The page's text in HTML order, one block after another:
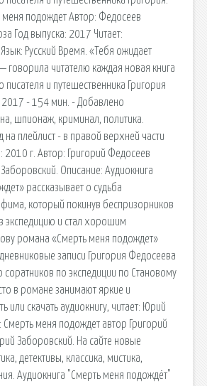
меня подождет Автор: Федосеев
Год выпуска: 2017 Читает:
Русский Время. «Тебя ожидает
говорила читателю каждая новая книга
писателя и путешественника Григория
- 154 мин. - Добавлено
шпионаж, криминал, политика.
плейлист - в правой верхней части
2010 г. Автор: Григорий Федосеев
Описание: Аудиокнига
рассказывает о судьба
который покинув беспризорников
экспедицию и стал хорошим
романа «Смерть меня подождет»
записи Григория Федосеева
соратников по экспедиции по Становому
в романе занимают яркие и
или скачать аудиокнигу, читает: Юрий
меня подождет автор Григорий
Заборовский. На сайте новые
детективы, классика, мистика,
Аудиокнига "Смерть меня подождёт"